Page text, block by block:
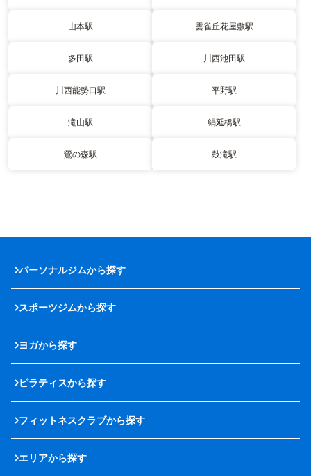
山本駅 雲雀丘花屋敷駅
多田駅 川西池田駅
川西能勢口駅 平野駅
滝山駅 絹延橋駅
鶯の森駅 鼓滝駅
パーソナルジムから探す
スポーツジムから探す
ヨガから探す
ピラティスから探す
フィットネスクラブから探す
エリアから探す